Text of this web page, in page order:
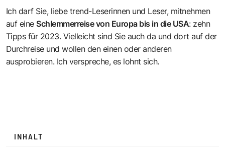
Ich darf Sie, liebe trend-Leserinnen und Leser, mitnehmen
auf eineSchlemmerreise von Europa bis in die USA: zehn
Tipps für 2023. Vielleicht sind Sie auch da und dort auf der
Durchreise und wollen den einen oder anderen
ausprobieren. Ich verspreche, es lohnt sich.
INHALT